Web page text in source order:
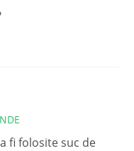
fi folosite suc de